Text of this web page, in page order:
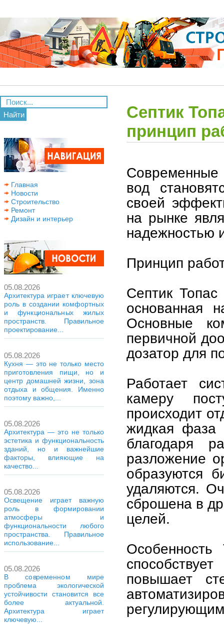
Найти
Главная
Новости
Строительство
Ремонт
Дизайн и интерьер
05.08.2026
Архитектура играет ключевую
роль в создании комфортных
и функциональных жилых
пространств. Правильное
проектирование...
05.08.2026
Кухня — это не только место
приготовления пищи, но и
центр домашней жизни, зона
отдыха и общения. Именно
поэтому важно,...
05.08.2026
Архитектура — это не только
эстетика и функциональность
зданий, но и важнейшие
факторы, влияющие на
качество...
05.08.2026
Освещение играет важную
роль в формировании
атмосферы и
функциональности любого
пространства. Правильное
использование...
05.08.2026
В современном мире
проблема экологической
устойчивости становится все
более актуальной.
Архитектура играет
ключевую...
Септик
принцип
Современные
вод
своей
на рынке
надежностью
Принцип
Септик
основанная
Основные
первичной
дозатор для
Работает
камеру
происходит
жидкая фаза
благодаря
разложение
образуются
удаляются.
сброшена в
целей.
повышает